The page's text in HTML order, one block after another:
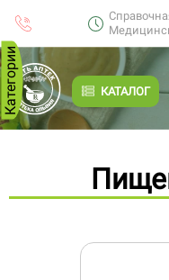
КАТАЛОГ
Категории